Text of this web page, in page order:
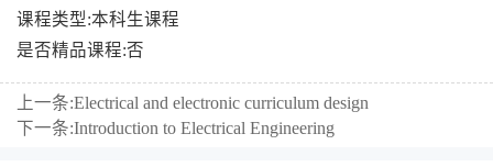
课程类型:本科生课程
是否精品课程:否
上一条:Electrical and electronic curriculum design
下一条:Introduction to Electrical Engineering